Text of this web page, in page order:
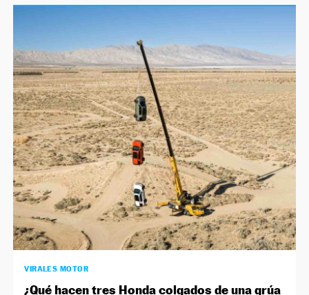
VIRALES MOTOR
¿Qué hacen tres Honda colgados de una grúa